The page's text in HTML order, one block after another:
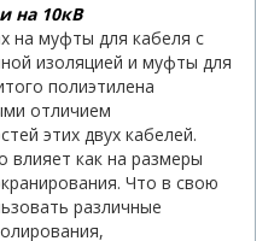
на 10кВ
на муфты для кабеля с
изоляцией и муфты для
полиэтилена
отличием
этих двух кабелей.
влияет как на размеры
Что в свою
различные